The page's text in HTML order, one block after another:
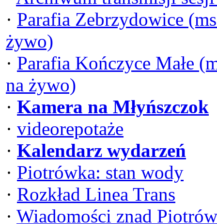
· Parafia Zebrzydowice
żywo)
· Parafia Kończyce Małe
na żywo)
· Kamera na Młyńszczok
· videorepotaże
· Kalendarz wydarzeń
· Piotrówka: stan wody
· Rozkład Linea Trans
· Wiadomości znad